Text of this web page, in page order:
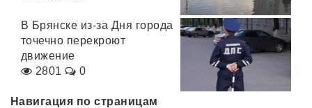
В Брянске из-за Дня города
точечно перекроют
движение
2801
0
Навигация по страницам